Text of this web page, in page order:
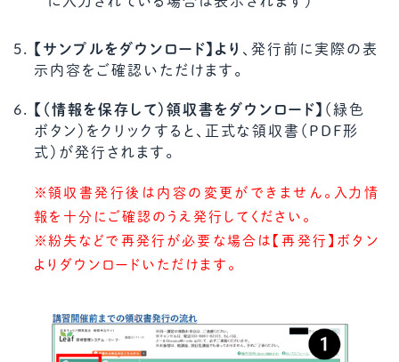
【サンプルをダウンロード】より 、発行前に実際の表
示内容をご確認いただけます。
【（情報を保存して）領収書をダウンロード】 （緑色
ボタン）をクリックすると、正式な領収書（PDF形
式）が発行されます。
※領収書発行後は内容の変更ができません。入力情
報を十分にご確認のうえ発行してください。
※紛失などで再発行が必要な場合は【再発行】ボタン
よりダウンロードいただけます。